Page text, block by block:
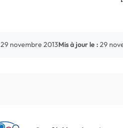
29 novembre 2013Mis à jour le : 29